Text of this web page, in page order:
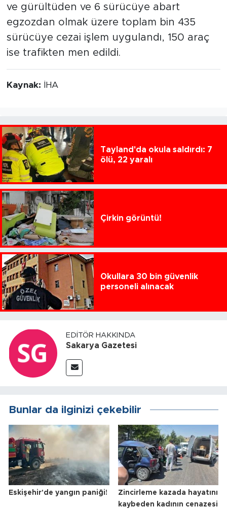
ve gürültüden ve 6 sürücüye abart
egzozdan olmak üzere toplam bin 435
sürücüye cezai işlem uygulandı, 150 araç
ise trafikten men edildi.
Kaynak: İHA
Tayland'da okula saldırdı: 7
ölü, 22 yaralı
Çirkin görüntü!
Okullara 30 bin güvenlik
personeli alınacak
EDITÖR HAKKINDA
Sakarya Gazetesi
Bunlar da ilginizi çekebilir
Eskişehir'de yangın paniği!
Zincirleme kazada hayatını
kaybeden kadının cenazesi